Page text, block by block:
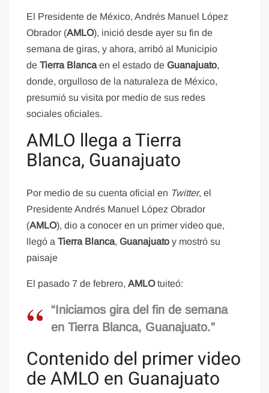
El Presidente de México, Andrés Manuel López
Obrador (AMLO), inició desde ayer su fin de
semana de giras, y ahora, arribó al Municipio
deTierra Blancaen el estado deGuanajuato,
donde, orgulloso de la naturaleza de México,
presumió su visita por medio de sus redes
sociales oficiales.
AMLO llega a Tierra
Blanca, Guanajuato
Por medio de su cuenta oficial en Twitter, el
Presidente Andrés Manuel López Obrador
(AMLO), dio a conocer en un primer video que,
llegó aTierra Blanca,Guanajuatoy mostró su
paisaje
El pasado 7 de febrero,AMLOtuiteó:
“Iniciamos gira del fin de semana
en Tierra Blanca, Guanajuato.”
Contenido del primer video
de AMLO en Guanajuato